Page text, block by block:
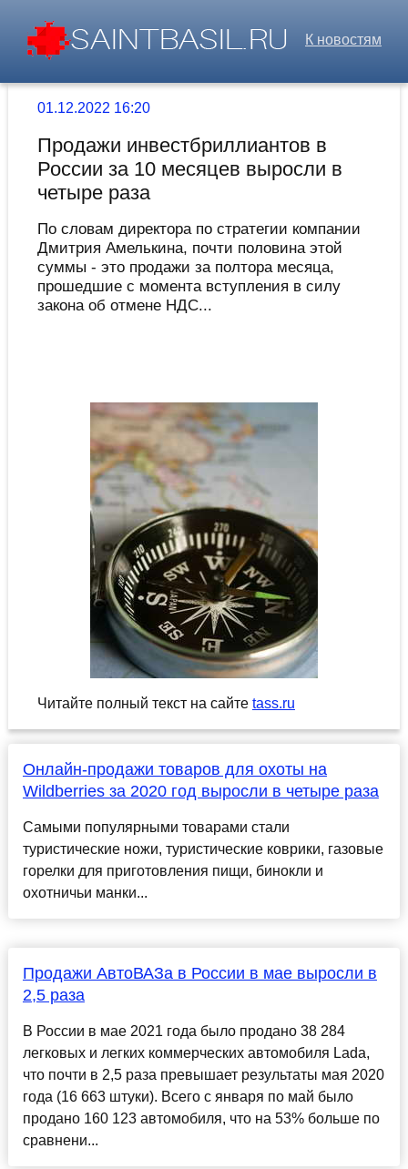
К новостям
01.12.2022 16:20
Продажи инвестбриллиантов в
России за 10 месяцев выросли в
четыре раза
По словам директора по стратегии компании
Дмитрия Амелькина, почти половина этой
суммы - это продажи за полтора месяца,
прошедшие с момента вступления в силу
закона об отмене НДС...
Читайте полный текст на сайте tass.ru
Онлайн-продажи товаров для охоты на
Wildberries за 2020 год выросли в четыре раза
Самыми популярными товарами стали
туристические ножи, туристические коврики, газовые
горелки для приготовления пищи, бинокли и
охотничьи манки...
Продажи АвтоВАЗа в России в мае выросли в
2,5 раза
В России в мае 2021 года было продано 38 284
легковых и легких коммерческих автомобиля Lada,
что почти в 2,5 раза превышает результаты мая 2020
года (16 663 штуки). Всего с января по май было
продано 160 123 автомобиля, что на 53% больше по
сравнени...